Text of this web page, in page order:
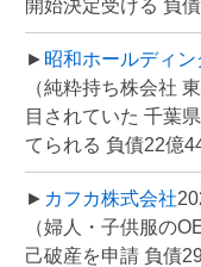
開始決定受ける 負
► 昭和ホールディ
（純粋持ち株会社
目されていた 千葉
てられる 負債22億
► カフカ株式会社
（婦人・子供服の
己破産を申請 負債